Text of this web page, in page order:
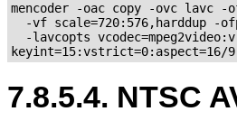
mencoder -oac copy -ovc lavc -
-vf scale=720:576,harddup -
-lavcopts
keyint=15:vstrict=0:aspect=16/
7.8.5.4. NTSC